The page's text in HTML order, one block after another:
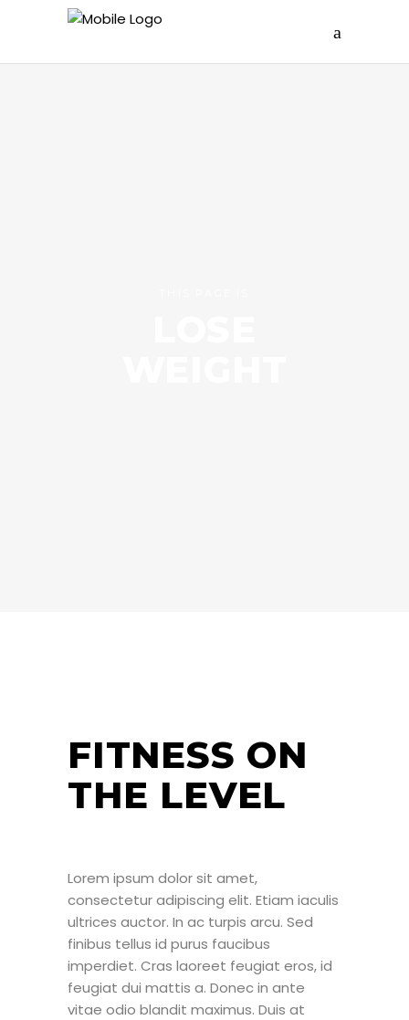
FITNESS ON
THE LEVEL
Lorem ipsum dolor sit amet,
consectetur adipiscing elit. Etiam iaculis
ultrices auctor. In ac turpis arcu. Sed
finibus tellus id purus faucibus
imperdiet. Cras laoreet feugiat eros, id
feugiat dui mattis a. Donec in ante
vitae odio blandit maximus. Duis at